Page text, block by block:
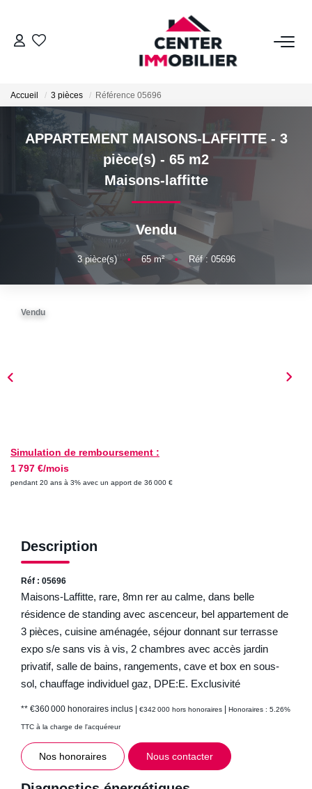
ACHETER
Calculettes Financières
LOUER
Nos Biens
Déposer Un Dossier
FAIRE GÉRER
Accueil 3 pièces Référence 05696
APPARTEMENT MAISONS-LAFFITTE - 3
pièce(s) - 65 m2
Maisons-laffitte
Vendu
3pièce(s) • 65m² • Réf : 05696
Vendu
Simulation de remboursement :
1 797 €/mois
pendant 20 ans à 3% avec un apport de 36 000 €
Description
Réf : 05696
Maisons-Laffitte, rare, 8mn rer au calme, dans belle
résidence de standing avec ascenceur, bel appartement de
3 pièces, cuisine aménagée, séjour donnant sur terrasse
expo s/e sans vis à vis, 2 chambres avec accès jardin
privatif, salle de bains, rangements, cave et box en sous-
sol, chauffage individuel gaz, DPE:E. Exclusivité
** €360 000 honoraires inclus | €342 000 hors honoraires | Honoraires : 5.26%
TTC à la charge de l'acquéreur
Nos honoraires Nous contacter